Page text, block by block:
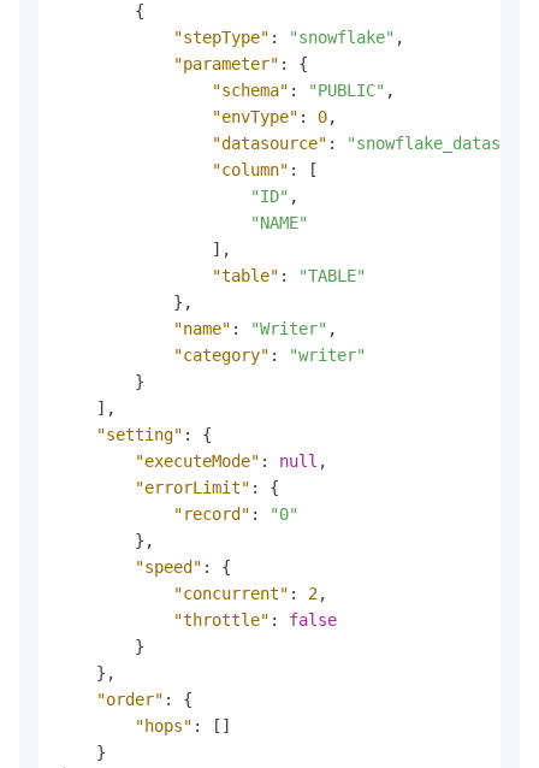
{
"stepType" : "snowflake" ,
"parameter" :
{
"schema" : "PUBLIC" ,
"envType" : 0,
"datasource" :
"column" :
[
"ID" ,
"NAME"
] ,
"table" :
"TABLE"
} ,
"name" : "Writer" ,
"category" :
"writer"
}
] ,
"setting" :
{
"executeMode" : null ,
"errorLimit" :
{
"record" :
"0"
} ,
"speed" :
{
"concurrent" : 2,
"throttle" :
false
}
} ,
"order" :
{
"hops" : [ ]
}